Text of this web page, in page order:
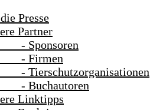
Presse
Partner
Linktipps